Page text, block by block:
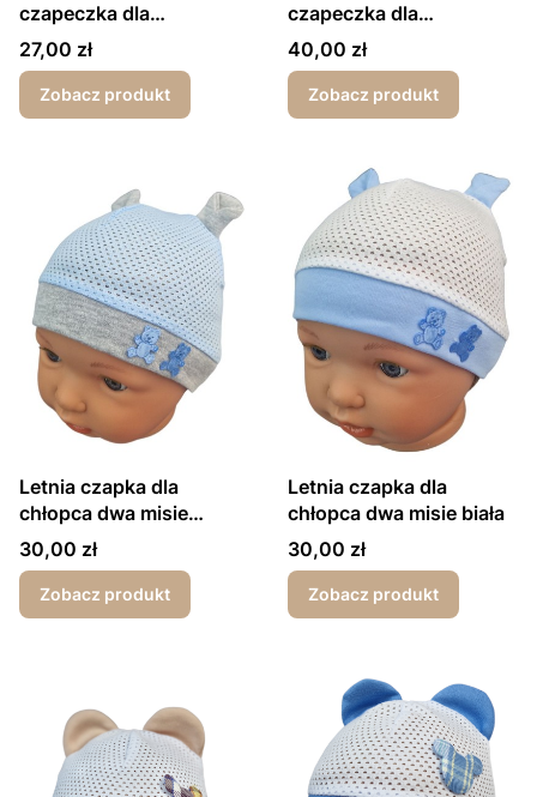
czapeczka dla
dziewczynki myszka
Cena
27,00 zł
Zobacz produkt
czapeczka dla
dziewczynki kwiatek
różowa
Cena
40,00 zł
Zobacz produkt
Letnia czapka dla
chłopca dwa misie
błękitna
Cena
30,00 zł
Zobacz produkt
Letnia czapka dla
chłopca dwa misie biała
Cena
30,00 zł
Zobacz produkt